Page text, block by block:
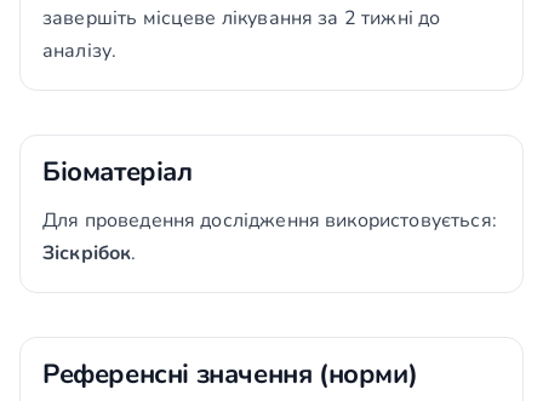
завершіть місцеве лікування за 2 тижні до
аналізу.
Біоматеріал
Для проведення дослідження використовується:
Зіскрібок.
Референсні значення (норми)